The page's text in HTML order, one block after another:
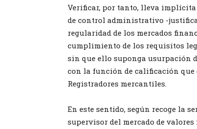
Verificar, por tanto, lleva
de control administrativo -
regularidad de los mercados
cumplimiento de los requisitos
sin que ello suponga usurpación
con la función de calificación que
Registradores mercantiles.
En este sentido, según recoge la
supervisor del mercado de